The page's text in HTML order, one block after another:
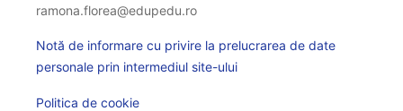
ramona.florea@edupedu.ro
Notă de informare cu privire la prelucrarea de date
personale prin intermediul site-ului
Politica de cookie